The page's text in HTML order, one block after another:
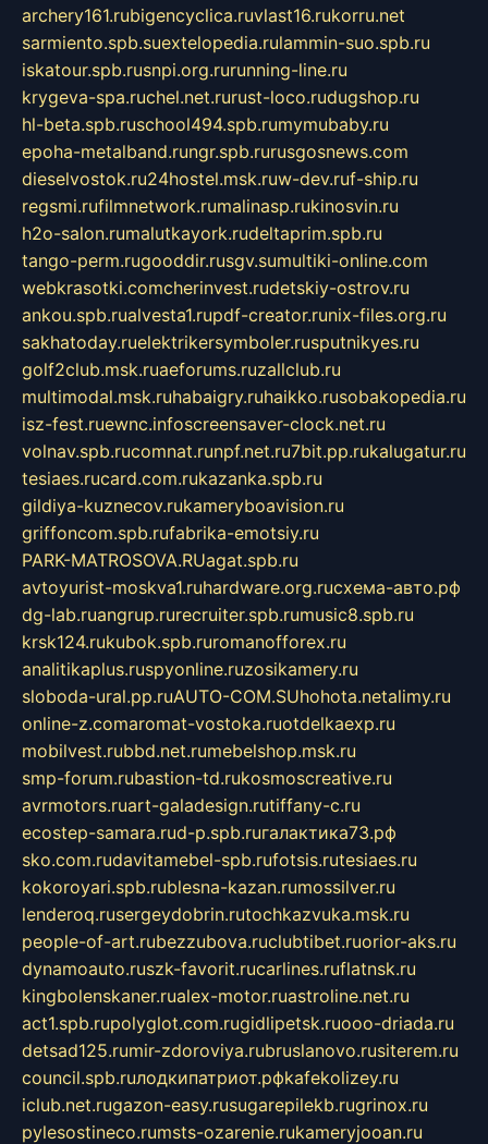
archery161.rubigencyclica.ruvlast16.rukorru.net
sarmiento.spb.suextelopedia.rulammin-suo.spb.ru
iskatour.spb.rusnpi.org.rurunning-line.ru
krygeva-spa.ruchel.net.rurust-loco.rudugshop.ru
hl-beta.spb.ruschool494.spb.rumymubaby.ru
epoha-metalband.rungr.spb.rurusgosnews.com
dieselvostok.ru24hostel.msk.ruw-dev.ruf-ship.ru
regsmi.rufilmnetwork.rumalinasp.rukinosvin.ru
h2o-salon.rumalutkayork.rudeltaprim.spb.ru
tango-perm.rugooddir.rusgv.sumultiki-online.com
webkrasotki.comcherinvest.rudetskiy-ostrov.ru
ankou.spb.rualvesta1.rupdf-creator.runix-files.org.ru
sakhatoday.ruelektrikersymboler.rusputnikyes.ru
golf2club.msk.ruaeforums.ruzallclub.ru
multimodal.msk.ruhabaigry.ruhaikko.rusobakopedia.ru
isz-fest.ruewnc.infoscreensaver-clock.net.ru
volnav.spb.rucomnat.runpf.net.ru7bit.pp.rukalugatur.ru
tesiaes.rucard.com.rukazanka.spb.ru
gildiya-kuznecov.rukameryboavision.ru
griffoncom.spb.rufabrika-emotsiy.ru
PARK-MATROSOVA.RUagat.spb.ru
avtoyurist-moskva1.ruhardware.org.ruсхема-авто.рф
dg-lab.ruangrup.rurecruiter.spb.rumusic8.spb.ru
krsk124.rukubok.spb.ruromanofforex.ru
analitikaplus.ruspyonline.ruzosikamery.ru
sloboda-ural.pp.ruAUTO-COM.SUhohota.netalimy.ru
online-z.comaromat-vostoka.ruotdelkaexp.ru
mobilvest.rubbd.net.rumebelshop.msk.ru
smp-forum.rubastion-td.rukosmoscreative.ru
avrmotors.ruart-galadesign.rutiffany-c.ru
ecostep-samara.rud-p.spb.ruгалактика73.рф
sko.com.rudavitamebel-spb.rufotsis.rutesiaes.ru
kokoroyari.spb.rublesna-kazan.rumossilver.ru
lenderoq.rusergeydobrin.rutochkazvuka.msk.ru
people-of-art.rubezzubova.ruclubtibet.ruorior-aks.ru
dynamoauto.ruszk-favorit.rucarlines.ruflatnsk.ru
kingbolenskaner.rualex-motor.ruastroline.net.ru
act1.spb.rupolyglot.com.rugidlipetsk.ruooo-driada.ru
detsad125.rumir-zdoroviya.rubruslanovo.rusiterem.ru
council.spb.ruлодкипатриот.рфkafekolizey.ru
iclub.net.rugazon-easy.rusugarepilekb.rugrinox.ru
pylesostineco.rumsts-ozarenie.rukameryjooan.ru